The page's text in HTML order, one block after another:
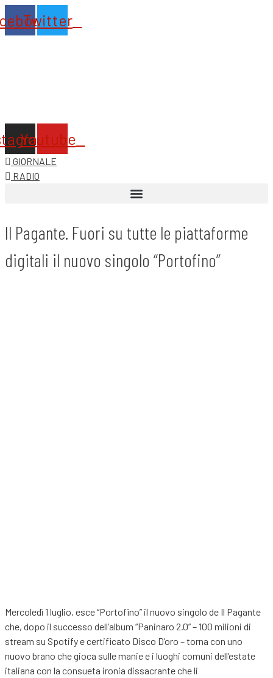
al
Twitter
Youtube
GIORNALE
RADIO
Il Pagante. Fuori su tutte le piattaforme
digitali il nuovo singolo “Portofino”
Mercoledì 1 luglio, esce “Portofino” il nuovo singolo de Il Pagante
che, dopo il successo dell’album “Paninaro 2.0” – 100 milioni di
stream su Spotify e certificato Disco D’oro – torna con uno
nuovo brano che gioca sulle manie e i luoghi comuni dell’estate
italiana con la consueta ironia dissacrante che li